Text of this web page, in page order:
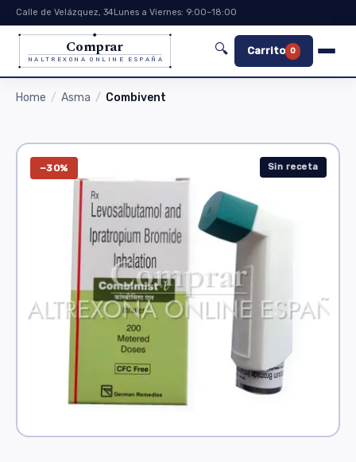
Calle de Velázquez, 34Lunes a Viernes: 9:00–18:00
Comprar
NALTREXONA ONLINE ESPAÑA
🔍 Carrito 0
Home Asma Combivent
−30% Sin receta